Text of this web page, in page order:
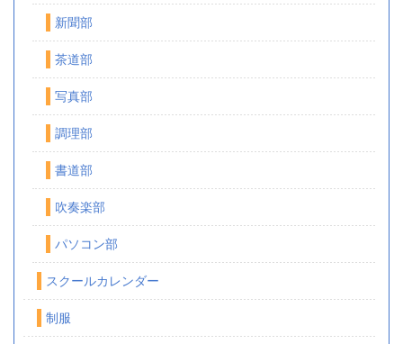
新聞部
茶道部
写真部
調理部
書道部
吹奏楽部
パソコン部
スクールカレンダー
制服